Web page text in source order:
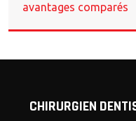
avantages comparés
CHIRURGIEN